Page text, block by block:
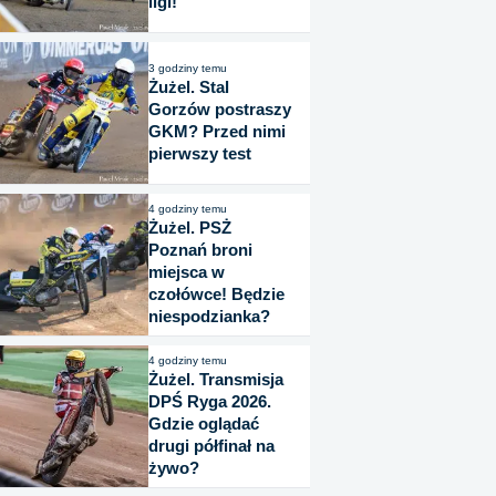
3 godziny temu
Żużel. Stal
Gorzów postraszy
GKM? Przed nimi
pierwszy test
4 godziny temu
Żużel. PSŻ
Poznań broni
miejsca w
czołówce! Będzie
niespodzianka?
4 godziny temu
Żużel. Transmisja
DPŚ Ryga 2026.
Gdzie oglądać
drugi półfinał na
żywo?